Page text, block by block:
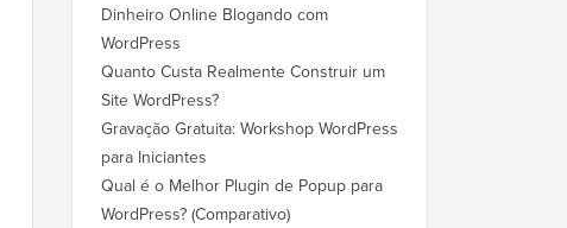
Dinheiro Online Blogando com
WordPress
Quanto Custa Realmente Construir um
Site WordPress?
Gravação Gratuita: Workshop WordPress
para Iniciantes
Qual é o Melhor Plugin de Popup para
WordPress? (Comparativo)